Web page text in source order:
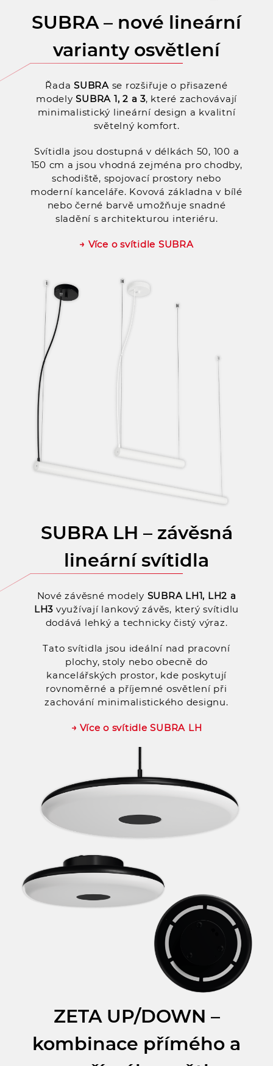
SUBRA – nové lineární
varianty osvětlení
ŘadaSUBRAse rozšiřuje o přisazené
modelySUBRA 1, 2 a 3, které zachovávají
minimalistický lineární design a kvalitní
světelný komfort.
Svítidla jsou dostupná v délkách 50, 100 a
150 cm a jsou vhodná zejména pro chodby,
schodiště, spojovací prostory nebo
moderní kanceláře. Kovová základna v bílé
nebo černé barvě umožňuje snadné
sladění s architekturou interiéru.
→ Více o svítidle SUBRA
SUBRA LH – závěsná
lineární svítidla
Nové závěsné modely SUBRA LH1, LH2 a
LH3 využívají lankový závěs, který svítidlu
dodává lehký a technicky čistý výraz.
Tato svítidla jsou ideální nad pracovní
plochy, stoly nebo obecně do
kancelářských prostor, kde poskytují
rovnoměrné a příjemné osvětlení při
zachování minimalistického designu.
→ Více o svítidle SUBRA LH
ZETA UP/DOWN –
kombinace přímého a